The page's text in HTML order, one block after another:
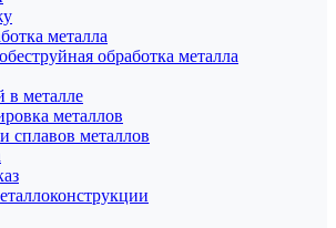
металла
обработка металла
в металле
металлов
сплавов металлов